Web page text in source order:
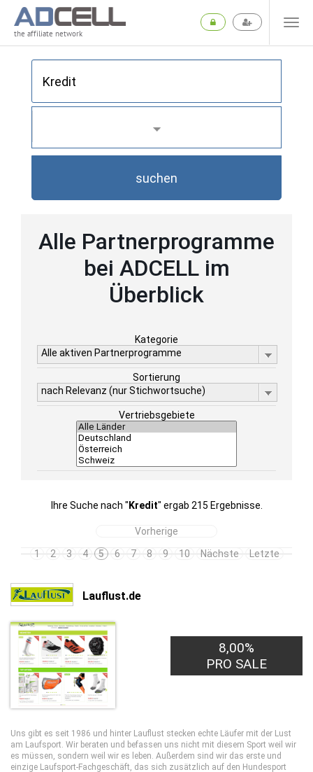
the affiliate network
suchen
Alle Partnerprogramme
bei ADCELL im
Überblick
Kategorie
Alle aktiven Partnerprogramme
Sortierung
nach Relevanz (nur Stichwortsuche)
Vertriebsgebiete
Ihre Suche nach " Kredit" ergab 215 Ergebnisse.
Vorherige
1
2 3 4 5 6 7 8 9 10 Nächste Letzte
Lauflust.de
8,00%
PRO SALE
Uns gibt es seit 1986 und hinter Lauflust stecken echte Läufer mit der Lust
am Laufsport. Wir beraten und befassen uns nicht mit diesem Sport weil wir
es müssen, sondern weil wir es leben. Außerdem sind wir das erste und
einzige Laufsport-Fachgeschäft, das sich zusätzlich auf den Hundesport